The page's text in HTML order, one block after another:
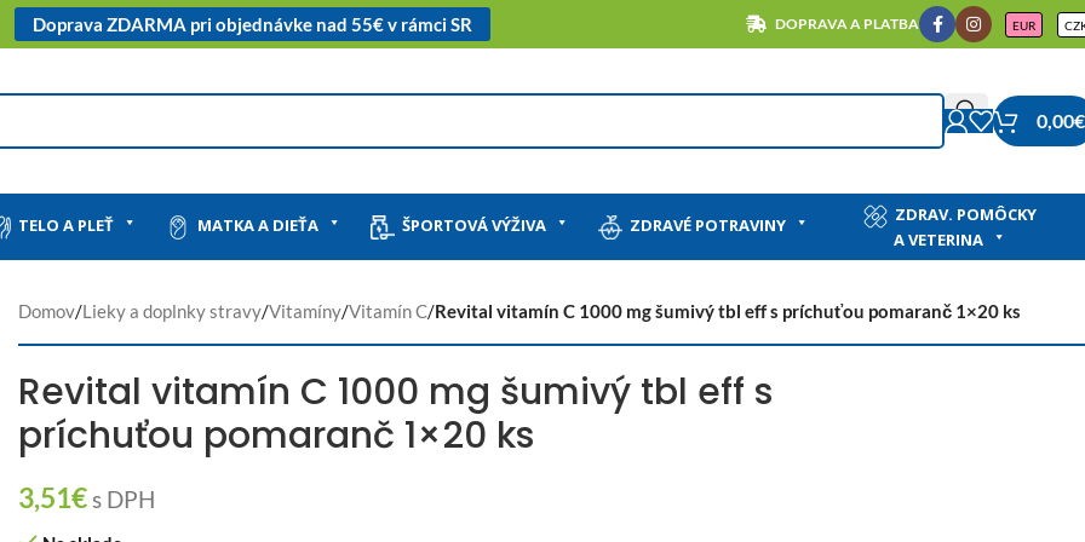
Doprava ZDARMA pri objednávke nad 55€ v rámci SR DOPRAVA A PLATBA EUR
0,00€
TELO A PLEŤ MATKA A DIEŤA ŠPORTOVÁ VÝŽIVA ZDRAVÉ POTRAVINY
ZDRAV. POMÔCKY
A VETERINA
Domov/Lieky a doplnky stravy/Vitamíny/Vitamín C/Revital vitamín C 1000 mg šumivý tbl eff s príchuťou pomaranč 1×20 ks
Revital vitamín C 1000 mg šumivý tbl eff s
príchuťou pomaranč 1×20 ks
3,51€s DPH